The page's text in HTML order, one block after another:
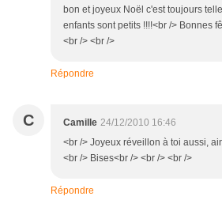
bon et joyeux Noël c'est toujours
enfants sont petits !!!!<br /> Bonnes
<br /> <br />
Répondre
C Camille 24/12/2010 16:46
<br /> Joyeux réveillon à toi aussi,
<br /> Bises<br /> <br /> <br />
Répondre